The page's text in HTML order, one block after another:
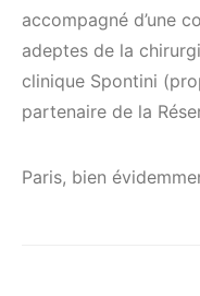
accompagné d’une
adeptes de la
clinique Spontini
partenaire de la
Paris, bien